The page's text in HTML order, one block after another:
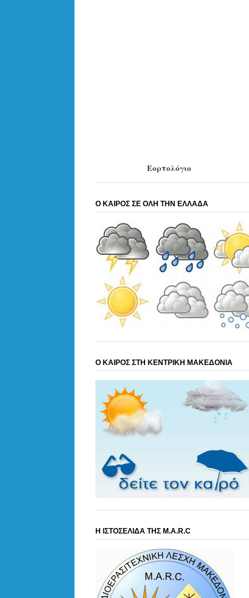
Εορτολόγιο
Ο ΚΑΙΡΟΣ ΣΕ ΟΛΗ ΤΗΝ ΕΛΛΑΔΑ
Ο ΚΑΙΡΟΣ ΣΤΗ ΚΕΝΤΡΙΚΗ ΜΑΚΕΔΟΝΙΑ
Η ΙΣΤΟΣΕΛΙΔΑ ΤΗΣ M.A.R.C